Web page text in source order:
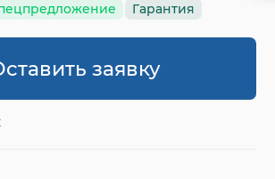
Гарантия
заявку